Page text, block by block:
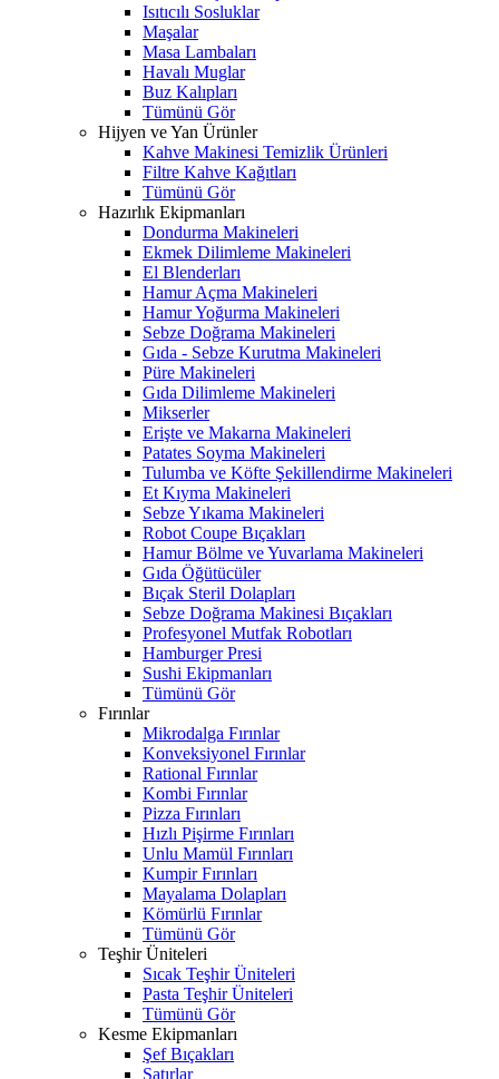
Isıtıcılı Sosluklar
Maşalar
Masa Lambaları
Havalı Muglar
Buz Kalıpları
Tümünü Gör
Hijyen ve Yan Ürünler
Kahve Makinesi Temizlik Ürünleri
Filtre Kahve Kağıtları
Tümünü Gör
Hazırlık Ekipmanları
Dondurma Makineleri
Ekmek Dilimleme Makineleri
El Blenderları
Hamur Açma Makineleri
Hamur Yoğurma Makineleri
Sebze Doğrama Makineleri
Gıda - Sebze Kurutma Makineleri
Püre Makineleri
Gıda Dilimleme Makineleri
Mikserler
Erişte ve Makarna Makineleri
Patates Soyma Makineleri
Tulumba ve Köfte Şekillendirme Makineleri
Et Kıyma Makineleri
Sebze Yıkama Makineleri
Robot Coupe Bıçakları
Hamur Bölme ve Yuvarlama Makineleri
Gıda Öğütücüler
Bıçak Steril Dolapları
Sebze Doğrama Makinesi Bıçakları
Profesyonel Mutfak Robotları
Hamburger Presi
Sushi Ekipmanları
Tümünü Gör
Fırınlar
Mikrodalga Fırınlar
Konveksiyonel Fırınlar
Rational Fırınlar
Kombi Fırınlar
Pizza Fırınları
Hızlı Pişirme Fırınları
Unlu Mamül Fırınları
Kumpir Fırınları
Mayalama Dolapları
Kömürlü Fırınlar
Tümünü Gör
Teşhir Üniteleri
Sıcak Teşhir Üniteleri
Pasta Teşhir Üniteleri
Tümünü Gör
Kesme Ekipmanları
Şef Bıçakları
Satırlar